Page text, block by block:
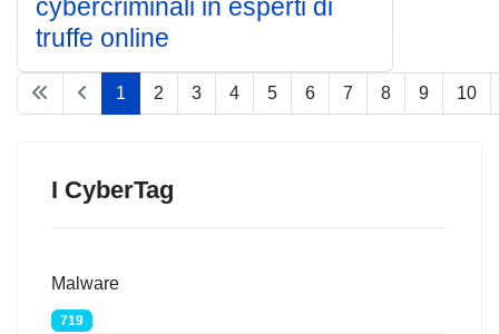
cybercriminali in esperti di
truffe online
Pagina 1 di 67
1 2 3 4 5 6 7 8 9 10
I CyberTag
Malware
719